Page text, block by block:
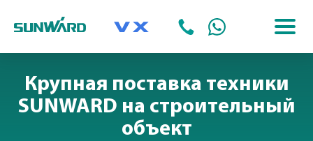
Крупная поставка техники
SUNWARD на строительный
объект